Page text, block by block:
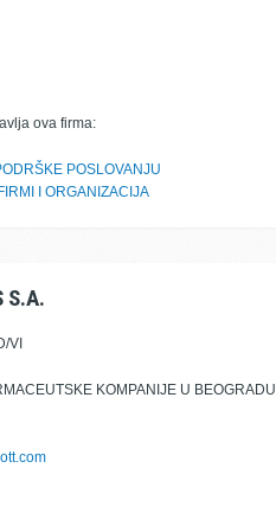
ova firma:
POSLOVANJU
I ORGANIZACIJA
S.A.
VI
KOMPANIJE U BEOGRADU